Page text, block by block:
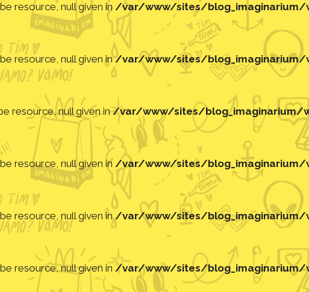
resource, null given in/var/www/sites/blog_imaginarium/
resource, null given in/var/www/sites/blog_imaginarium/
resource, null given in/var/www/sites/blog_imaginarium/
resource, null given in/var/www/sites/blog_imaginarium/
resource, null given in/var/www/sites/blog_imaginarium/
resource, null given in/var/www/sites/blog_imaginarium/